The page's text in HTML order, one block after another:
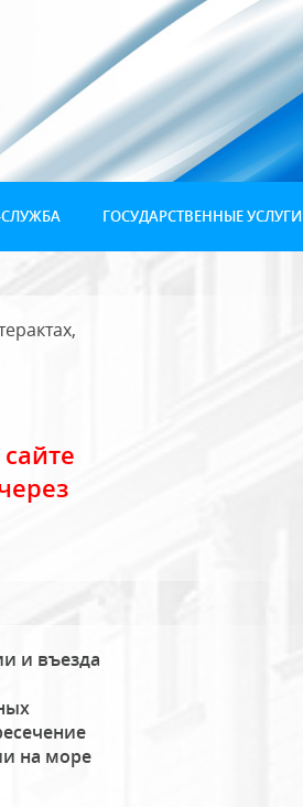
СЛУЖБА ГОСУДАРСТВЕННЫЕ УСЛУГИ
и въезда
на море